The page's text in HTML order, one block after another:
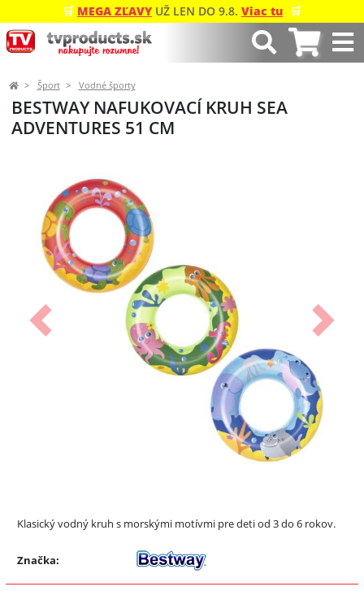
🛒 MEGA ZĽAVY UŽ LEN DO 9.8. Viac tu 🛒
Šport Vodné športy
BESTWAY NAFUKOVACÍ KRUH SEA
ADVENTURES 51 CM
Predchádzajúci Ďalší
Klasický vodný kruh s morskými motívmi pre deti od 3 do 6 rokov.
Značka: